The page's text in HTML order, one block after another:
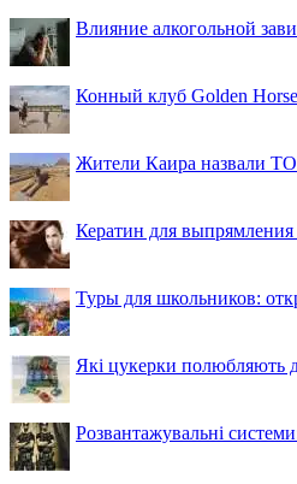
Влияние алкогольной
Конный клуб Golden
Жители Каира назвали
Кератин для выпрямления
Туры для школьников:
Які цукерки полюбляють
Розвантажувальні